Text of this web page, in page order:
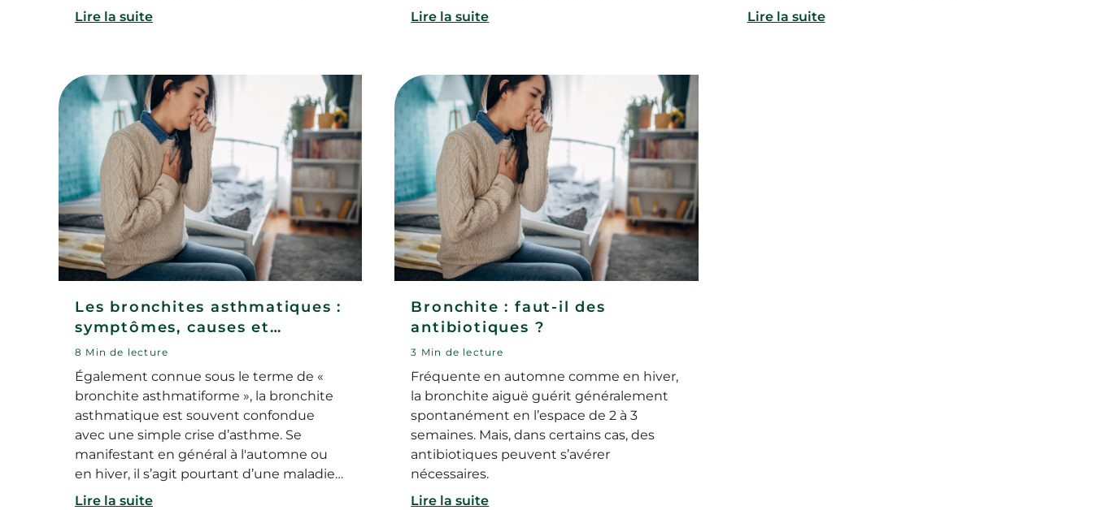
quelques semaines. En attendant,
s’agit d’une bronchite ? Dans quels cas
consulter ? Et comment guérir d'une
bronchite rapidement ?
Lire la suite
quelques semaines). Plusieurs types de
Lire la suite
guérit en général spontanément en
Lire la suite
Les bronchites asthmatiques :
symptômes, causes et
traitements
8 Min de lecture
Également connue sous le terme de «
bronchite asthmatiforme », la bronchite
asthmatique est souvent confondue
avec une simple crise d’asthme. Se
manifestant en général à l'automne ou
en hiver, il s’agit pourtant d’une maladie
qui nécessite parfois un traitement
Lire la suite
Bronchite : faut-il des
antibiotiques ?
3 Min de lecture
Fréquente en automne comme en hiver,
la bronchite aiguë guérit généralement
spontanément en l’espace de 2 à 3
semaines. Mais, dans certains cas, des
antibiotiques peuvent s’avérer
nécessaires.
Lire la suite